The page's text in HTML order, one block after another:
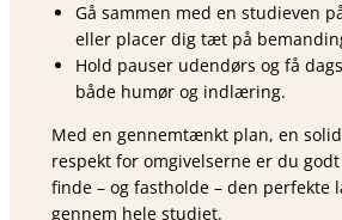
Gå sammen med en studieven
eller placer dig tæt på
Hold pauser udendørs og få
både humør og indlæring.
Med en gennemtænkt plan, en
respekt for omgivelserne er du
finde – og fastholde – den perfekte
gennem hele studiet.